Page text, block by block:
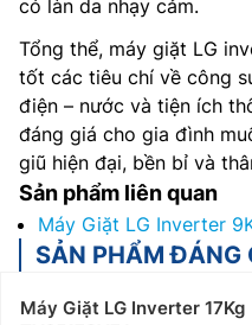
có làn da nhạy cảm.
Tổng thể, máy giặt LG
tốt các tiêu chí về công
điện – nước và tiện ích
đáng giá cho gia đình
giũ hiện đại, bền bỉ và
Sản phẩm liên quan
Máy Giặt LG Inverter
SẢN PHẨM ĐÁNG
Máy Giặt LG Inverter 17Kg